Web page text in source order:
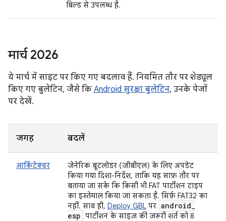
बिल्ड से उपलब्ध है.
मार्च 2026
ये मार्च में साइट पर किए गए बदलाव हैं. नियमित तौर पर शेड्यूल
किए गए बुलेटिन, जैसे कि Android सुरक्षा बुलेटिन, उनके पेजों
पर देखें.
जगह बदलें
आर्किटेक्चर
जेनेरिक बूटलोडर (जीबीएल) के लिए अपडेट
किया गया दिशा-निर्देश, ताकि यह साफ़ तौर पर
बताया जा सके कि किसी भी FAT पार्टीशन टाइप
का इस्तेमाल किया जा सकता है. सिर्फ़ FAT32 का
नहीं. साथ ही, Deploy GBL पर android_
esp पार्टीशन के साइज़ की ज़रूरी शर्त को 8